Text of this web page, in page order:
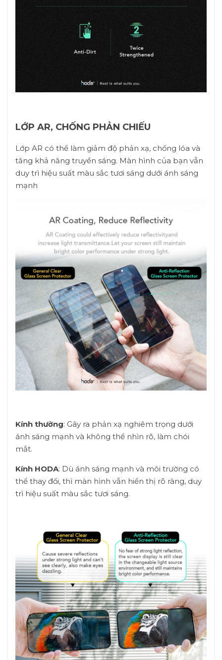
LỚP AR, CHỐNG PHẢN CHIẾU
Lớp AR có thể làm giảm độ phản xạ, chống lóa và
tăng khả năng truyền sáng. Màn hình của bạn vẫn
duy trì hiệu suất màu sắc tươi sáng dưới ánh sáng
mạnh
Kính thường: Gây ra phản xạ nghiêm trọng dưới
ánh sáng mạnh và không thể nhìn rõ, làm chói
mắt.
Kính HODA: Dù ánh sáng mạnh và môi trường có
thể thay đổi, thì màn hình vẫn hiển thị rõ ràng, duy
trì hiệu suất màu sắc tươi sáng.